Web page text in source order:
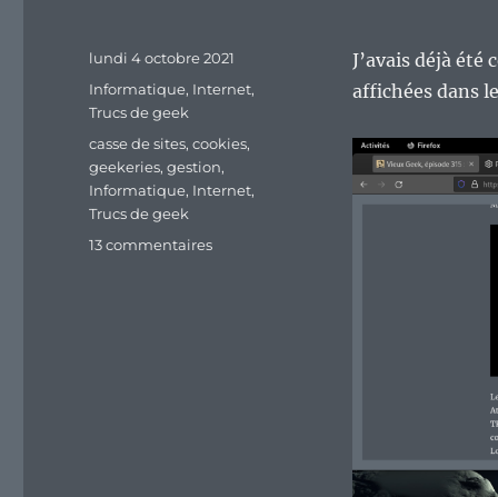
J’avais déjà
affichées dans
Publié
lundi 4 octobre 2021
Catégories
Informatique, Internet,
Trucs de geek
Étiquettes
casse de sites,cookies,
geekeries,gestion,
Informatique, Internet,
Trucs de geek
13 commentairessur